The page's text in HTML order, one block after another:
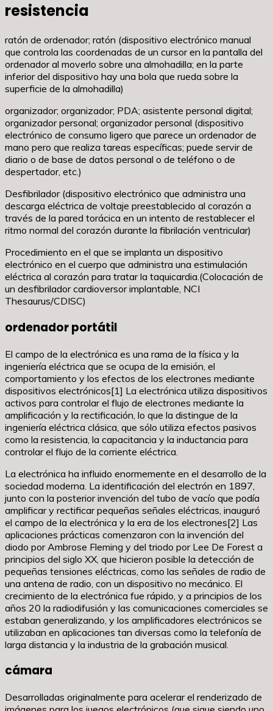
resistencia
ratón de ordenador; ratón (dispositivo electrónico manual
que controla las coordenadas de un cursor en la pantalla del
ordenador al moverlo sobre una almohadilla; en la parte
inferior del dispositivo hay una bola que rueda sobre la
superficie de la almohadilla)
organizador; organizador; PDA; asistente personal digital;
organizador personal; organizador personal (dispositivo
electrónico de consumo ligero que parece un ordenador de
mano pero que realiza tareas específicas; puede servir de
diario o de base de datos personal o de teléfono o de
despertador, etc.)
Desfibrilador (dispositivo electrónico que administra una
descarga eléctrica de voltaje preestablecido al corazón a
través de la pared torácica en un intento de restablecer el
ritmo normal del corazón durante la fibrilación ventricular)
Procedimiento en el que se implanta un dispositivo
electrónico en el cuerpo que administra una estimulación
eléctrica al corazón para tratar la taquicardia.(Colocación de
un desfibrilador cardioversor implantable, NCI
Thesaurus/CDISC)
ordenador portátil
El campo de la electrónica es una rama de la física y la
ingeniería eléctrica que se ocupa de la emisión, el
comportamiento y los efectos de los electrones mediante
dispositivos electrónicos[1] La electrónica utiliza dispositivos
activos para controlar el flujo de electrones mediante la
amplificación y la rectificación, lo que la distingue de la
ingeniería eléctrica clásica, que sólo utiliza efectos pasivos
como la resistencia, la capacitancia y la inductancia para
controlar el flujo de la corriente eléctrica.
La electrónica ha influido enormemente en el desarrollo de la
sociedad moderna. La identificación del electrón en 1897,
junto con la posterior invención del tubo de vacío que podía
amplificar y rectificar pequeñas señales eléctricas, inauguró
el campo de la electrónica y la era de los electrones[2] Las
aplicaciones prácticas comenzaron con la invención del
diodo por Ambrose Fleming y del triodo por Lee De Forest a
principios del siglo XX, que hicieron posible la detección de
pequeñas tensiones eléctricas, como las señales de radio de
una antena de radio, con un dispositivo no mecánico. El
crecimiento de la electrónica fue rápido, y a principios de los
años 20 la radiodifusión y las comunicaciones comerciales se
estaban generalizando, y los amplificadores electrónicos se
utilizaban en aplicaciones tan diversas como la telefonía de
larga distancia y la industria de la grabación musical.
cámara
Desarrolladas originalmente para acelerar el renderizado de